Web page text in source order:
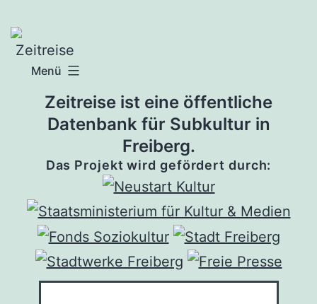
Inhalt
springen
Menü
Zeitreise ist eine öffentliche
Datenbank für Subkultur in
Freiberg.
Das Projekt wird gefördert durch: